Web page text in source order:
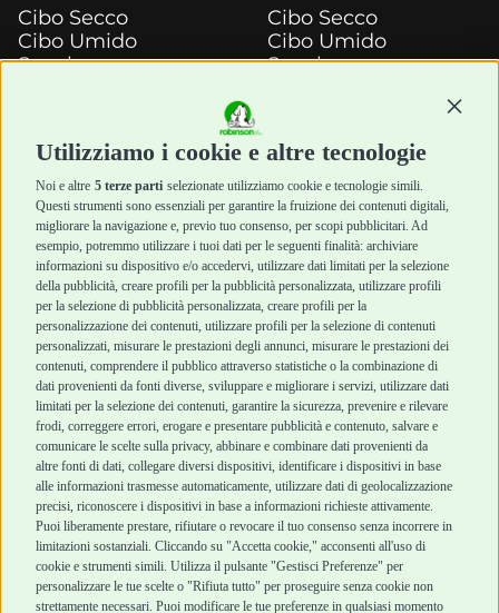
Utilizziamo i cookie e altre tecnologie
Noi e altre 5 terze parti selezionate utilizziamo cookie e tecnologie simili.
Questi strumenti sono essenziali per garantire la fruizione dei contenuti digitali,
migliorare la navigazione e, previo tuo consenso, per scopi pubblicitari. Ad
esempio, potremmo utilizzare i tuoi dati per le seguenti finalità: archiviare
informazioni su dispositivo e/o accedervi, utilizzare dati limitati per la selezione
della pubblicità, creare profili per la pubblicità personalizzata, utilizzare profili
per la selezione di pubblicità personalizzata, creare profili per la
personalizzazione dei contenuti, utilizzare profili per la selezione di contenuti
personalizzati, misurare le prestazioni degli annunci, misurare le prestazioni dei
contenuti, comprendere il pubblico attraverso statistiche o la combinazione di
dati provenienti da fonti diverse, sviluppare e migliorare i servizi, utilizzare dati
limitati per la selezione dei contenuti, garantire la sicurezza, prevenire e rilevare
frodi, correggere errori, erogare e presentare pubblicità e contenuto, salvare e
comunicare le scelte sulla privacy, abbinare e combinare dati provenienti da
altre fonti di dati, collegare diversi dispositivi, identificare i dispositivi in base
alle informazioni trasmesse automaticamente, utilizzare dati di geolocalizzazione
precisi, riconoscere i dispositivi in base a informazioni richieste attivamente.
Puoi liberamente prestare, rifiutare o revocare il tuo consenso senza incorrere in
limitazioni sostanziali. Cliccando su "Accetta cookie," acconsenti all'uso di
cookie e strumenti simili. Utilizza il pulsante "Gestisci Preferenze" per
personalizzare le tue scelte o "Rifiuta tutto" per proseguire senza cookie non
strettamente necessari. Puoi modificare le tue preferenze in qualsiasi momento
Cibo Secco
Cibo Umido
Snack e
Igiene e Pulizia
Accessori
Cani Mini
Top Quality
Cibo Secco
Cibo Umido
Snack e
Igiene e Pulizia
Accessori
Top Quality
Robinson Pet Shop
Chi siamo
Punti vendita
Marchi
Blog
Assistenza Robinson
Pet Shop
Offerte
Promozioni
Recensioni Feedaty
Acquisti sicuri
Termini e condizioni
di vendita
Cashback
Metodi di
pagamento
Recesso e Reso
Spedizioni
Robinson Pet Shop S.r.l.